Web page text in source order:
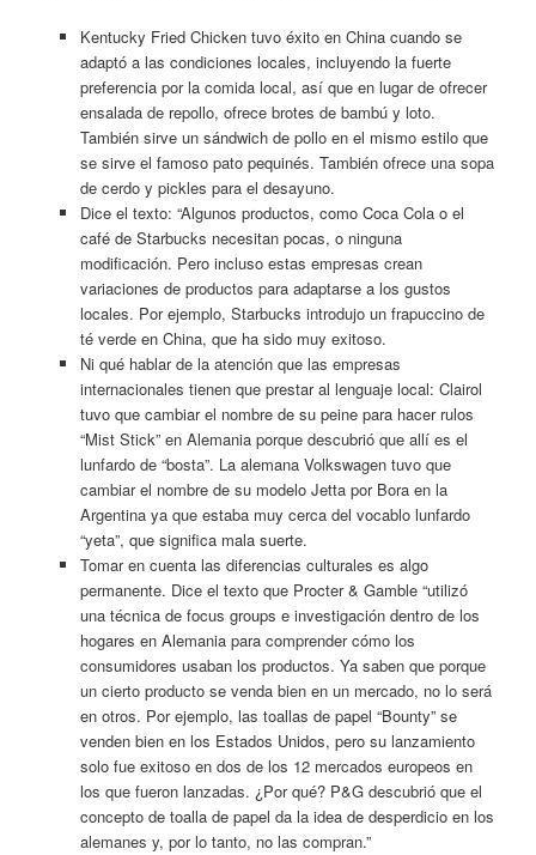
Kentucky Fried Chicken tuvo éxito en China cuando se
adaptó a las condiciones locales, incluyendo la fuerte
preferencia por la comida local, así que en lugar de ofrecer
ensalada de repollo, ofrece brotes de bambú y loto.
También sirve un sándwich de pollo en el mismo estilo que
se sirve el famoso pato pequinés. También ofrece una sopa
de cerdo y pickles para el desayuno.
Dice el texto: “Algunos productos, como Coca Cola o el
café de Starbucks necesitan pocas, o ninguna
modificación. Pero incluso estas empresas crean
variaciones de productos para adaptarse a los gustos
locales. Por ejemplo, Starbucks introdujo un frapuccino de
té verde en China, que ha sido muy exitoso.
Ni qué hablar de la atención que las empresas
internacionales tienen que prestar al lenguaje local: Clairol
tuvo que cambiar el nombre de su peine para hacer rulos
“Mist Stick” en Alemania porque descubrió que allí es el
lunfardo de “bosta”. La alemana Volkswagen tuvo que
cambiar el nombre de su modelo Jetta por Bora en la
Argentina ya que estaba muy cerca del vocablo lunfardo
“yeta”, que significa mala suerte.
Tomar en cuenta las diferencias culturales es algo
permanente. Dice el texto que Procter & Gamble “utilizó
una técnica de focus groups e investigación dentro de los
hogares en Alemania para comprender cómo los
consumidores usaban los productos. Ya saben que porque
un cierto producto se venda bien en un mercado, no lo será
en otros. Por ejemplo, las toallas de papel “Bounty” se
venden bien en los Estados Unidos, pero su lanzamiento
solo fue exitoso en dos de los 12 mercados europeos en
los que fueron lanzadas. ¿Por qué? P&G descubrió que el
concepto de toalla de papel da la idea de desperdicio en los
alemanes y, por lo tanto, no las compran.”